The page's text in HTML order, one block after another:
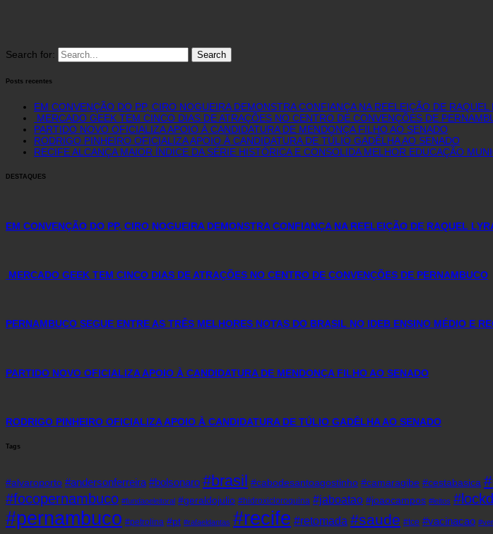
Search for:
Posts recentes
EM CONVENÇÃO DO PP, CIRO NOGUEIRA DEMONSTRA CONFIANÇA NA REELEIÇÃO DE RAQUEL
MERCADO GEEK TEM CINCO DIAS DE ATRAÇÕES NO CENTRO DE CONVENÇÕES DE
PARTIDO NOVO OFICIALIZA APOIO À CANDIDATURA DE MENDONÇA FILHO AO SENADO
RODRIGO PINHEIRO OFICIALIZA APOIO À CANDIDATURA DE TÚLIO GADÊLHA AO SENADO
RECIFE ALCANÇA MAIOR ÍNDICE DA SÉRIE HISTÓRICA E CONSOLIDA MELHOR EDUCAÇÃO
DESTAQUES
EM CONVENÇÃO DO PP, CIRO NOGUEIRA DEMONSTRA CONFIANÇA NA REELEIÇÃO DE RAQUEL
MERCADO GEEK TEM CINCO DIAS DE ATRAÇÕES NO CENTRO DE CONVENÇÕES DE PERNAMBUCO
PERNAMBUCO SEGUE ENTRE AS TRÊS MELHORES NOTAS DO BRASIL NO IDEB ENSINO MÉDIO E
PARTIDO NOVO OFICIALIZA APOIO À CANDIDATURA DE MENDONÇA FILHO AO SENADO
RODRIGO PINHEIRO OFICIALIZA APOIO À CANDIDATURA DE TÚLIO GADÊLHA AO SENADO
Tags
#alvaroporto #andersonferreira #bolsonaro #brasil #cabodesantoagostinho #camaragibe #cestabasica
#focopernambuco #fundaoeleitoral #geraldojulio #hidroxicloroquina #jaboatao #joaocampos #leitos
#pernambuco #petrolina #pt #rafaeldantas #recife #retomada #saude #tce #vacinacao